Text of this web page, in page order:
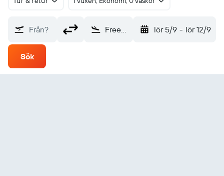
Från? Freetown Lungi Intl (FNA) lör 5/9 - lör 12/9
Sök